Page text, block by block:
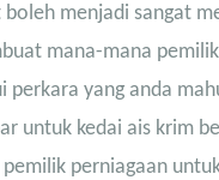
menjadi sangat
mana-mana
yang anda
untuk kedai ais krim
perniagaan